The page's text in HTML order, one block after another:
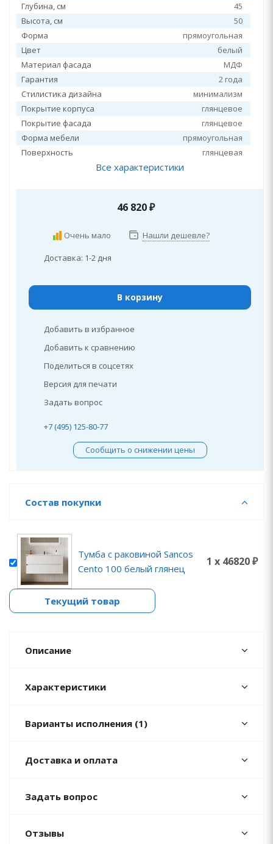
Глубина, см
45
Высота, см
50
Форма
прямоугольная
Цвет
белый
Материал фасада
МДФ
Гарантия
2 года
Стилистика дизайна
минимализм
Покрытие корпуса
глянцевое
Покрытие фасада
глянцевое
Форма мебели
прямоугольная
Поверхность
глянцевая
Все характеристики
46 820₽
Очень мало Нашли дешевле?
Доставка: 1-2 дня
В корзину
Добавить в избранное
Добавить к сравнению
Поделиться в соцсетях
Версия для печати
Задать вопрос
+7 (495) 125-80-77
Сообщить о снижении цены
Состав покупки
Тумба с раковиной Sancos
Cento 100 белый глянец
1 x 46820 ₽
Текущий товар
Описание
Характеристики
Варианты исполнения (1)
Доставка и оплата
Задать вопрос
Отзывы